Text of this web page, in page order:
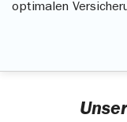
optimalen